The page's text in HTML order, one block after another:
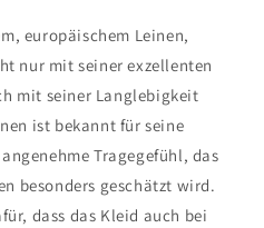
europäischem Leinen,
nur mit seiner exzellenten
mit seiner Langlebigkeit
ist bekannt für seine
Tragegefühl, das
besonders geschätzt wird.
dass das Kleid auch bei